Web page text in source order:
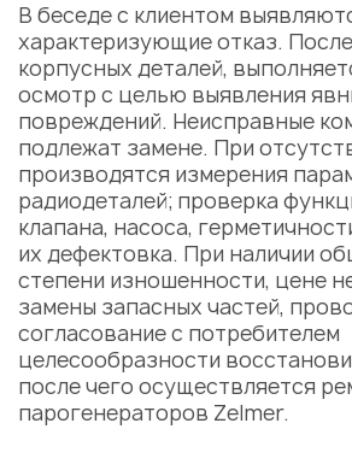
В беседе с клиентом
характеризующие отказ.
корпусных деталей,
осмотр с целью выявления
повреждений. Неисправные
подлежат замене. При
производятся измерения
радиодеталей; проверка
клапана, насоса,
их дефектовка. При наличии
степени изношенности, цене
замены запасных частей,
согласование с потребителем
целесообразности
после чего осуществляется
парогенераторов Zelmer.